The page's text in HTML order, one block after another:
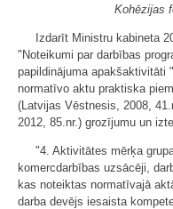
Kohēzijas
Izdarīt Ministru kabineta
"Noteikumi par darbības
papildinājuma apakšaktivitāti
normatīvo aktu praktiska
(Latvijas Vēstnesis, 2008,
2012, 85.nr.) grozījumu un
"4. Aktivitātes mērķa
komercdarbības uzsācēji,
kas noteiktas normatīvajā
darba devējs iesaista